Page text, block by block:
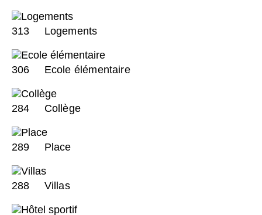
313 Logements
306 Ecole élémentaire
284 Collège
289 Place
288 Villas